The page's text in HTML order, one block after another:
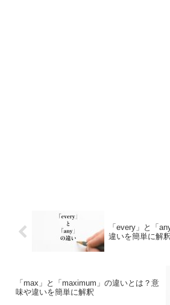
「every」と「
違いを簡単に解釈
「max」と「maximum」の違いとは？意
味や違いを簡単に解釈